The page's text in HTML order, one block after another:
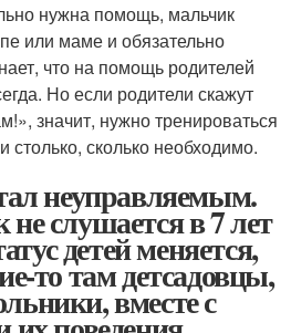
нужна помощь, мальчик
или маме и обязательно
что на помощь родителей
Но если родители скажут
значит, нужно тренироваться
столько, сколько необходимо.
неуправляемым.
слушается в 7 лет
детей меняется,
то там детсадовцы,
вместе с